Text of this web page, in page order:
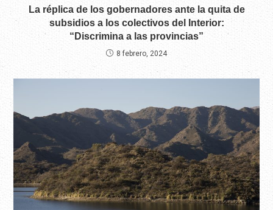
La réplica de los gobernadores ante la quita de
subsidios a los colectivos del Interior:
“Discrimina a las provincias”
8 febrero, 2024